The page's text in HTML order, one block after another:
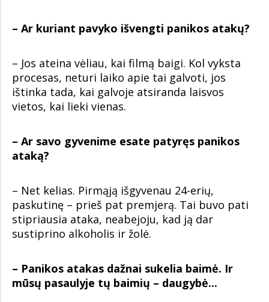
– Ar kuriant pavyko išvengti panikos atakų?
– Jos ateina vėliau, kai filmą baigi. Kol vyksta
procesas, neturi laiko apie tai galvoti, jos
ištinka tada, kai galvoje atsiranda laisvos
vietos, kai lieki vienas.
– Ar savo gyvenime esate patyręs panikos
ataką?
– Net kelias. Pirmąją išgyvenau 24-erių,
paskutinę – prieš pat premjerą. Tai buvo pati
stipriausia ataka, neabejoju, kad ją dar
sustiprino alkoholis ir žolė.
– Panikos atakas dažnai sukelia baimė. Ir
mūsų pasaulyje tų baimių – daugybė...